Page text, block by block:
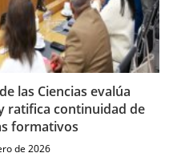
las Ciencias evalúa
ratifica continuidad de
formativos
de 2026